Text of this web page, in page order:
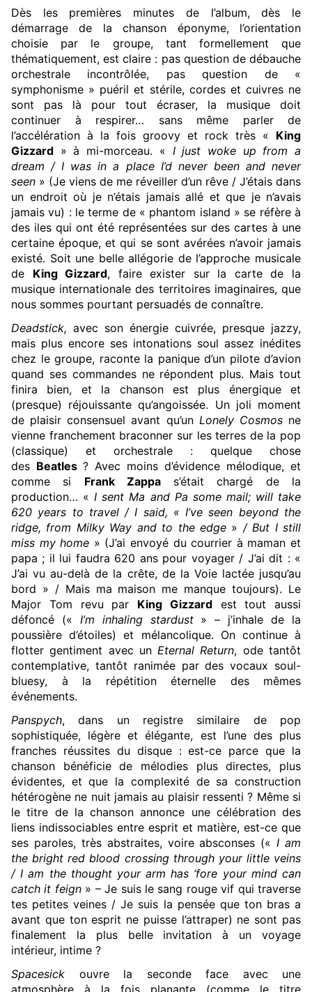
Dès les premières minutes de l’album, dès le
démarrage de la chanson éponyme, l’orientation
choisie par le groupe, tant formellement que
thématiquement, est claire : pas question de débauche
orchestrale incontrôlée, pas question de «
symphonisme » puéril et stérile, cordes et cuivres ne
sont pas là pour tout écraser, la musique doit
continuer à respirer… sans même parler de
l’accélération à la fois groovy et rock très « King
Gizzard » à mi-morceau. « I just woke up from a
dream / I was in a place I’d never been and never
seen » (Je viens de me réveiller d’un rêve / J’étais dans
un endroit où je n’étais jamais allé et que je n’avais
jamais vu) : le terme de « phantom island » se réfère à
des iles qui ont été représentées sur des cartes à une
certaine époque, et qui se sont avérées n’avoir jamais
existé. Soit une belle allégorie de l’approche musicale
de
King Gizzard, faire exister sur la carte de la
musique internationale des territoires imaginaires, que
nous sommes pourtant persuadés de connaître.
Deadstick, avec son énergie cuivrée, presque jazzy,
mais plus encore ses intonations soul assez inédites
chez le groupe, raconte la panique d’un pilote d’avion
quand ses commandes ne répondent plus. Mais tout
finira bien, et la chanson est plus énergique et
(presque) réjouissante qu’angoissée. Un joli moment
de plaisir consensuel avant qu’un Lonely Cosmos ne
vienne franchement braconner sur les terres de la pop
(classique) et orchestrale : quelque chose
des Beatles ? Avec moins d’évidence mélodique, et
comme si
Frank Zappa
s’était chargé de la
production… « I sent Ma and Pa some mail; will take
620 years to travel / I said, « I’ve seen beyond the
ridge, from Milky Way and to the edge » / But I still
miss my home » (J’ai envoyé du courrier à maman et
papa ; il lui faudra 620 ans pour voyager / J’ai dit : «
J’ai vu au-delà de la crête, de la Voie lactée jusqu’au
bord » / Mais ma maison me manque toujours). Le
Major Tom revu par
King Gizzard
est tout aussi
défoncé (« I’m inhaling stardust » – j’inhale de la
poussière d’étoiles) et mélancolique. On continue à
flotter gentiment avec un Eternal Return, ode tantôt
contemplative, tantôt ranimée par des vocaux soul-
bluesy, à la répétition éternelle des mêmes
événements.
Panspych, dans un registre similaire de pop
sophistiquée, légère et élégante, est l’une des plus
franches réussites du disque : est-ce parce que la
chanson bénéficie de mélodies plus directes, plus
évidentes, et que la complexité de sa construction
hétérogène ne nuit jamais au plaisir ressenti ? Même si
le titre de la chanson annonce une célébration des
liens indissociables entre esprit et matière, est-ce que
ses paroles, très abstraites, voire absconses (« I am
the bright red blood crossing through your little veins
/ I am the thought your arm has ‘fore your mind can
catch it feign » – Je suis le sang rouge vif qui traverse
tes petites veines / Je suis la pensée que ton bras a
avant que ton esprit ne puisse l’attraper) ne sont pas
finalement la plus belle invitation à un voyage
intérieur, intime ?
Spacesick
ouvre la seconde face avec une